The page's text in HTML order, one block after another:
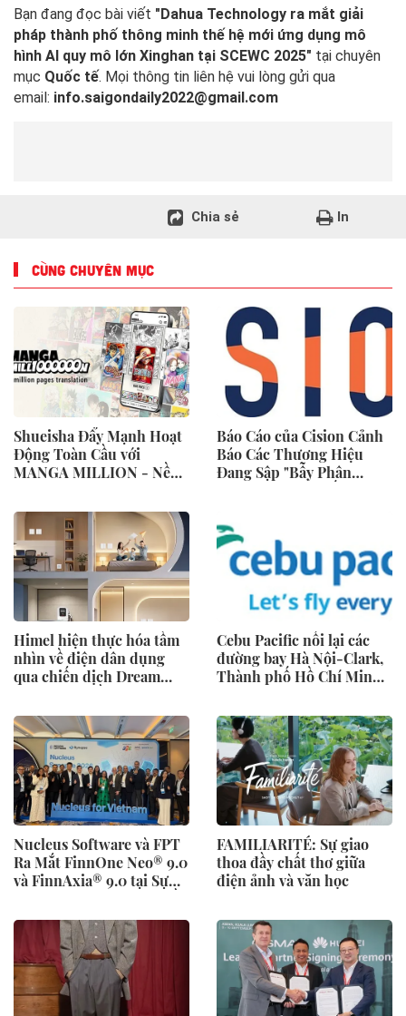
Bạn đang đọc bài viết "Dahua Technology ra mắt giải
pháp thành phố thông minh thế hệ mới ứng dụng mô
hình AI quy mô lớn Xinghan tại SCEWC 2025" tại chuyên
mục Quốc tế. Mọi thông tin liên hệ vui lòng gửi qua
email: info.saigondaily2022@gmail.com
Chia sẻ In
CÙNG CHUYÊN MỤC
Shueisha Đẩy Mạnh Hoạt
Động Toàn Cầu với
MANGA MILLION - Nền
Tranh Nhật Bản) Hỗ Trợ
100 Ngôn Ngữ
Báo Cáo của Cision Cảnh
Báo Các Thương Hiệu
Đang Sập "Bẫy Phân
Himel hiện thực hóa tầm
nhìn về điện dân dụng
qua chiến dịch Dream
Cebu Pacific nối lại các
đường bay Hà Nội-Clark,
Thành phố Hồ Chí Minh-
Nucleus Software và FPT
Ra Mắt FinnOne Neo® 9.0
và FinnAxia® 9.0 tại Sự
Đầu Tiên tại Việt Nam
FAMILIARITÉ: Sự giao
thoa đầy chất thơ giữa
điện ảnh và văn học